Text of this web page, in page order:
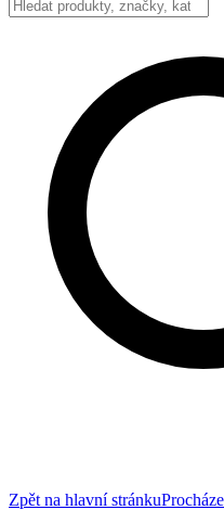
Zpět na hlavní stránku